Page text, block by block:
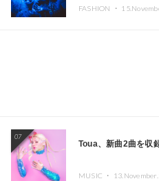
FASHION ・
07
Toua、新曲2曲を収
MUSIC ・